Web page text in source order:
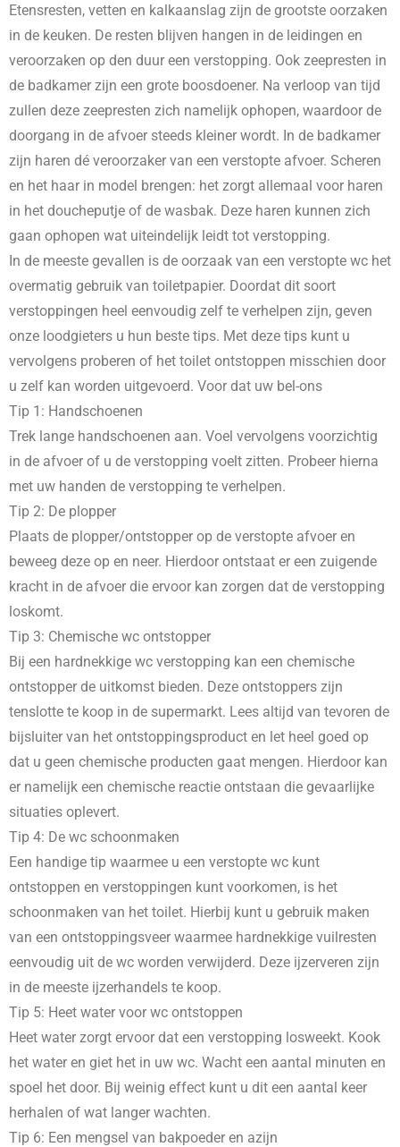
Etensresten, vetten en kalkaanslag zijn de grootste oorzaken
in de keuken. De resten blijven hangen in de leidingen en
veroorzaken op den duur een verstopping. Ook zeepresten in
de badkamer zijn een grote boosdoener. Na verloop van tijd
zullen deze zeepresten zich namelijk ophopen, waardoor de
doorgang in de afvoer steeds kleiner wordt. In de badkamer
zijn haren dé veroorzaker van een verstopte afvoer. Scheren
en het haar in model brengen: het zorgt allemaal voor haren
in het doucheputje of de wasbak. Deze haren kunnen zich
gaan ophopen wat uiteindelijk leidt tot verstopping.
In de meeste gevallen is de oorzaak van een verstopte wc het
overmatig gebruik van toiletpapier. Doordat dit soort
verstoppingen heel eenvoudig zelf te verhelpen zijn, geven
onze loodgieters u hun beste tips. Met deze tips kunt u
vervolgens proberen of het toilet ontstoppen misschien door
u zelf kan worden uitgevoerd. Voor dat uw bel-ons
Tip 1: Handschoenen
Trek lange handschoenen aan. Voel vervolgens voorzichtig
in de afvoer of u de verstopping voelt zitten. Probeer hierna
met uw handen de verstopping te verhelpen.
Tip 2: De plopper
Plaats de plopper/ontstopper op de verstopte afvoer en
beweeg deze op en neer. Hierdoor ontstaat er een zuigende
kracht in de afvoer die ervoor kan zorgen dat de verstopping
loskomt.
Tip 3: Chemische wc ontstopper
Bij een hardnekkige wc verstopping kan een chemische
ontstopper de uitkomst bieden. Deze ontstoppers zijn
tenslotte te koop in de supermarkt. Lees altijd van tevoren de
bijsluiter van het ontstoppingsproduct en let heel goed op
dat u geen chemische producten gaat mengen. Hierdoor kan
er namelijk een chemische reactie ontstaan die gevaarlijke
situaties oplevert.
Tip 4: De wc schoonmaken
Een handige tip waarmee u een verstopte wc kunt
ontstoppen en verstoppingen kunt voorkomen, is het
schoonmaken van het toilet. Hierbij kunt u gebruik maken
van een ontstoppingsveer waarmee hardnekkige vuilresten
eenvoudig uit de wc worden verwijderd. Deze ijzerveren zijn
in de meeste ijzerhandels te koop.
Tip 5: Heet water voor wc ontstoppen
Heet water zorgt ervoor dat een verstopping losweekt. Kook
het water en giet het in uw wc. Wacht een aantal minuten en
spoel het door. Bij weinig effect kunt u dit een aantal keer
herhalen of wat langer wachten.
Tip 6: Een mengsel van bakpoeder en azijn